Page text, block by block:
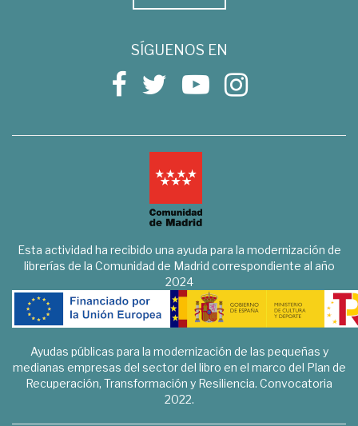
SÍGUENOS EN
Esta actividad ha recibido una ayuda para la modernización de
librerías de la Comunidad de Madrid correspondiente al año
2024
Ayudas públicas para la modernización de las pequeñas y
medianas empresas del sector del libro en el marco del Plan de
Recuperación, Transformación y Resiliencia. Convocatoria
2022.